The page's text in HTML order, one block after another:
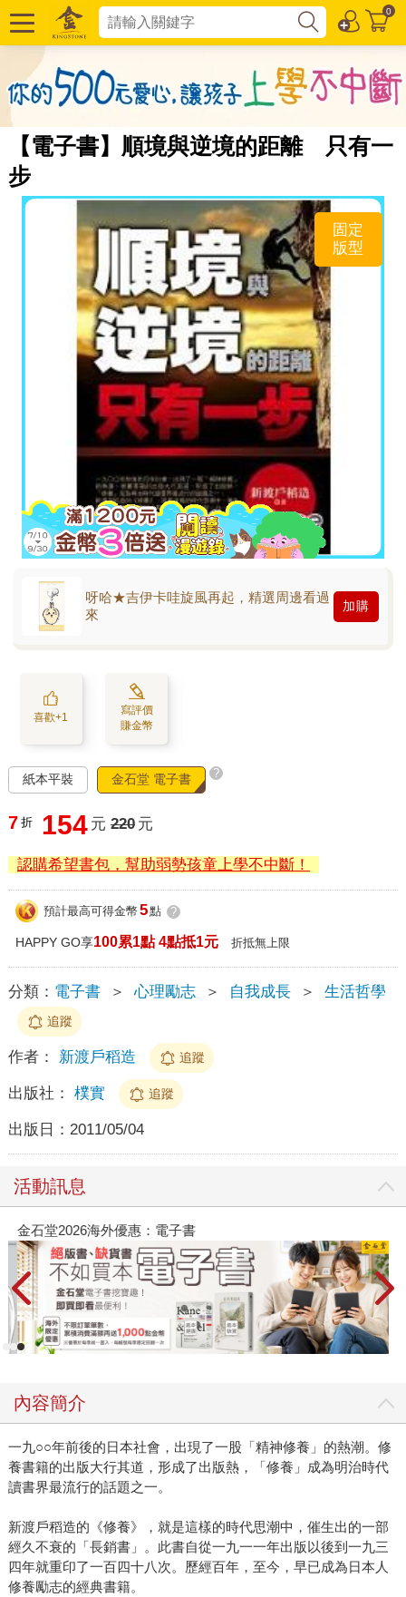
0
【電子書】順境與逆境的距離 只有一
步
固定
版型
呀哈★吉伊卡哇旋風再起，精選周邊看過
來
加購
喜歡+1
寫評價
賺金幣
紙本平裝 金石堂 電子書 ?
7 折 154 元 220 元
認購希望書包，幫助弱勢孩童上學不中斷！
預計最高可得金幣 5點 ?
HAPPY GO享100累1點 4點抵1元 折抵無上限
分類： 電子書 ＞ 心理勵志 ＞ 自我成長 ＞ 生活哲學
追蹤
作者： 新渡戶稻造 追蹤
出版社： 樸實 追蹤
出版日： 2011/05/04
活動訊息
金石堂2026海外優惠：電子書
內容簡介
一九○○年前後的日本社會，出現了一股「精神修養」的熱潮。修
養書籍的出版大行其道，形成了出版熱，「修養」成為明治時代
讀書界最流行的話題之一。
新渡戶稻造的《修養》，就是這樣的時代思潮中，催生出的一部
經久不衰的「長銷書」。此書自從一九一一年出版以後到一九三
四年就重印了一百四十八次。歷經百年，至今，早已成為日本人
修養勵志的經典書籍。